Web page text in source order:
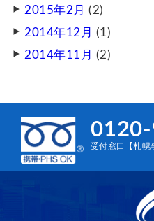
2015年2月 (2)
2014年12月 (1)
2014年11月 (2)
受付窓口【札幌